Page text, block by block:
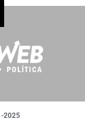
-2025